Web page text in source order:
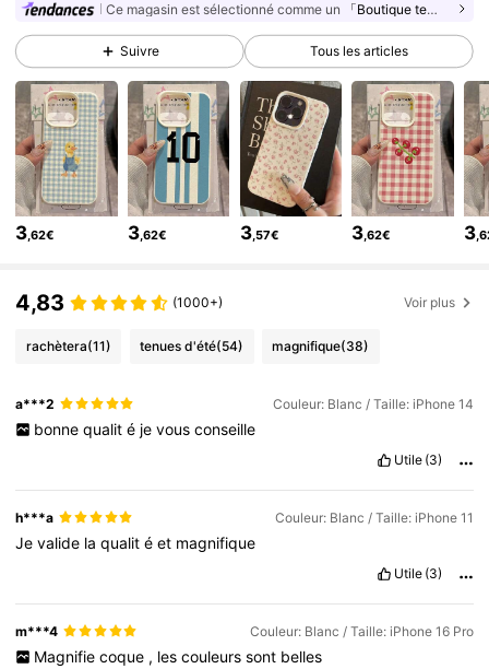
4,88 35K Suiveurs
35K Suiveurs
4,88 35K Suiveurs
4,88 35K Suiveurs
4,88 35K Suiveurs
4,88 35K Suiveurs
4,88 35K Suiveurs
Ce magasin est sélectionné comme un 「Boutique tendance」
Suivre Tous les articles
3,62€ 3,62€ 3,57€ 3,62€ 3
4,83 (1000+) Voir plus
rachètera(11) tenues d'été(54) magnifique(38)
a***2 Couleur: Blanc / Taille: iPhone 14
bonne qualit é je vous conseille
Utile (3)
h***a Couleur: Blanc / Taille: iPhone 11
Jevalide laqualitéet magnifique
Utile (3)
m***4 Couleur: Blanc / Taille: iPhone 16 Pro
Magnifie coque , les couleurs sont belles